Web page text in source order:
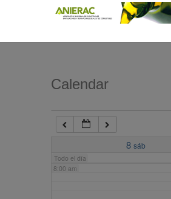
Calendar
8 sáb
Todo el día
7:00 am
8:00 am